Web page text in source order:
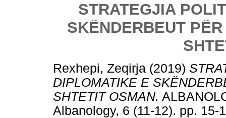
STRATEGJIA
SKËNDERBEUT
Rexhepi, Zeqirja (2019)
DIPLOMATIKE E
SHTETIT OSMAN.
Albanology, 6 (11-12). pp. 15-